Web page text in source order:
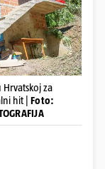
Hrvatskoj za
hit | Foto: